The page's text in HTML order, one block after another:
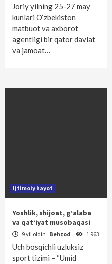
Joriy yilning 25-27 may
kunlari O‘zbekiston
matbuot va axborot
agentligi bir qator davlat
va jamoat…
Ijtimoiy hayot
Yoshlik, shijoat, g‘alaba
va qat’iyat musobaqasi
9 yil oldin Behzod 1 963
Uch bosqichli uzluksiz
sport tizimi – “Umid